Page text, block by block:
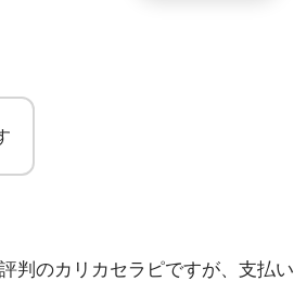
判のカリカセラピですが、支払い